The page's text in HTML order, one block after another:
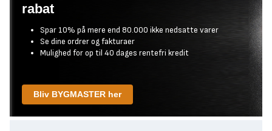
rabat
Spar 10% på mere end 80.000 ikke nedsatte varer
Se dine ordrer og fakturaer
Mulighed for op til 40 dages rentefri kredit
Bliv BYGMASTER her